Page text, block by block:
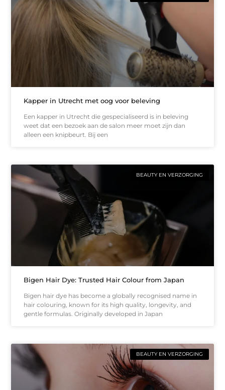
Kapper in Utrecht met oog voor beleving
Een kapper in Utrecht die gespecialiseerd is in beleving
weet dat een bezoek aan de salon meer moet zijn dan
alleen een knipbeurt. Bij een
BEAUTY EN VERZORGING
Bigen Hair Dye: Trusted Hair Colour from Japan
Bigen hair dye has become a globally recognised name in
hair colouring, known for its high quality, longevity, and
gentle formulas. Originally developed in Japan
BEAUTY EN VERZORGING